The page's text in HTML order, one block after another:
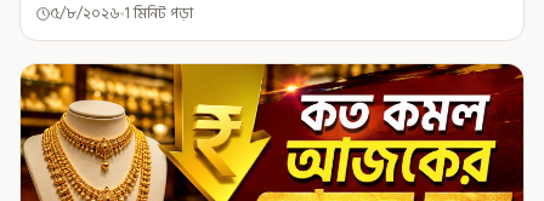
৫/৮/২০২৬ 1 মিনিট পড়া